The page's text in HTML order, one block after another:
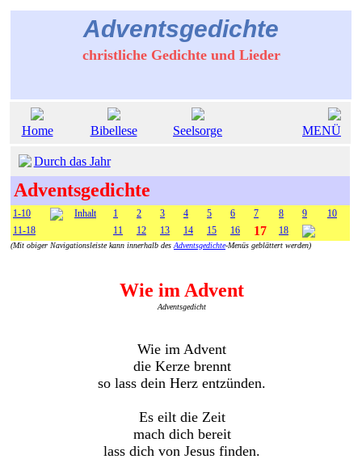
Adventsgedichte
christliche Gedichte und Lieder
Home Bibellese Seelsorge MENÜ
Durch das Jahr
Adventsgedichte
1-10 Inhalt 1 2 3 4 5 6 7 8 9
10
11-18
11 12 13 14 15 16 17 18
(Mit obiger Navigationsleiste kann innerhalb des Adventsgedichte-Menüs geblättert werden)
Wie im Advent
Adventsgedicht
Wie im Advent
die Kerze brennt
so lass dein Herz entzünden.
Es eilt die Zeit
mach dich bereit
lass dich von Jesus finden.